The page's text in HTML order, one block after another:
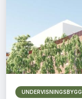
Eiendom
Øvrige
Tips redaksjonen
UNDERVISNINGSBYGG